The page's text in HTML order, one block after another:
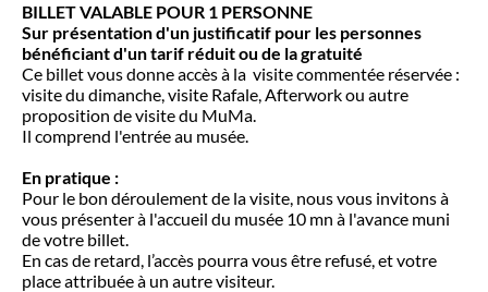
BILLET VALABLE POUR 1 PERSONNE
Sur présentation d'un justificatif pour les personnes
bénéficiant d'un tarif réduit ou de la gratuité
Ce billet vous donne accès à la visite commentée réservée :
visite du dimanche, visite Rafale, Afterwork ou autre
proposition de visite du MuMa.
Il comprend l'entrée au musée.
En pratique :
Pour le bon déroulement de la visite, nous vous invitons à
vous présenter à l'accueil du musée 10 mn à l'avance muni
de votre billet.
En cas de retard, l’accès pourra vous être refusé, et votre
place attribuée à un autre visiteur.